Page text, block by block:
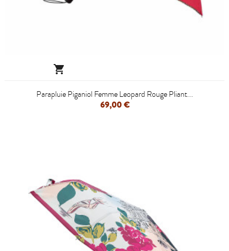

Parapluie Piganiol Femme Leopard Rouge Pliant...
69,00 €